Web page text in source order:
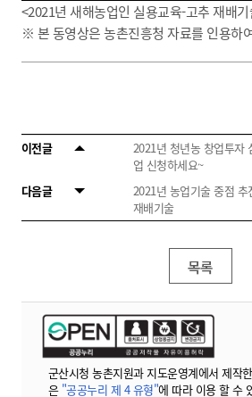
<2021년 새해농업인 실용교육-고추 재배
※ 본 동영상은 농촌진흥청 자료를 인용하
이전글
2021년 청년농 창업투자
업 신청하세요~
다음글
2021년 농업기술 중점
재배기술
목록
군산시청 농촌지원과 지도운영계에서 제작한
은 "공공누리 제 4 유형"에 따라 이용 할 수